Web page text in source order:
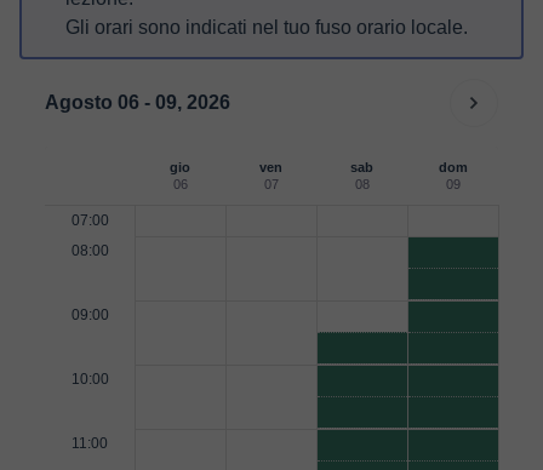
Gli orari sono indicati nel tuo fuso orario locale.
Agosto 06 - 09, 2026
gio
06
ven
07
sab
08
dom
09
07:00
08:00
09:00
10:00
11:00